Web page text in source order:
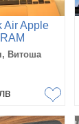
Air Apple
Витоша
лв